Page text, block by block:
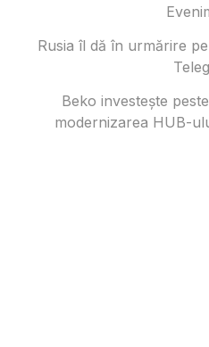
Rusia îl dă în urmărire
Beko investește
modernizarea HUB-